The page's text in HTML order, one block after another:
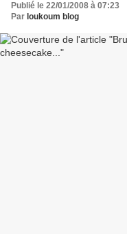
Publié le 22/01/2008 à 07:23
Par loukoum blog